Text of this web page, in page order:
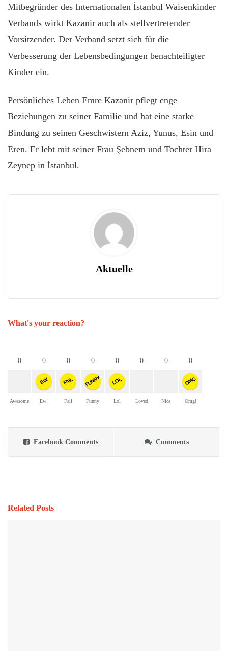
Mitbegründer des Internationalen İstanbul Waisenkinder
Verbands wirkt Kazanir auch als stellvertretender
Vorsitzender. Der Verband setzt sich für die
Verbesserung der Lebensbedingungen benachteiligter
Kinder ein.
Persönliches Leben Emre Kazanir pflegt enge
Beziehungen zu seiner Familie und hat eine starke
Bindung zu seinen Geschwistern Aziz, Yunus, Esin und
Eren. Er lebt mit seiner Frau Şebnem und Tochter Hira
Zeynep in İstanbul.
Aktuelle
What's your reaction?
0
Awesome
0
EW
Ew!
0
FAIL
Fail
0
FUNNY
Funny
0
LOL
Lol
0
Loved
0
Nice
0
OMG
Omg!
Facebook Comments Comments
Related Posts